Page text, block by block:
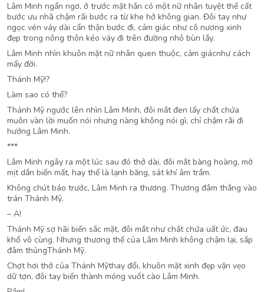
Lâm Minh ngẩn ngơ, ở trước mặt hắn có một nữ nhân tuyệt thế cất
bước ưu nhã chậm rãi bước ra từ khe hở không gian. Đôi tay như
ngọc vén váy dài cẩn thận bước đi, cảm giác như cô nương xinh
đẹp trong nông thôn kéo váy đi trên đường nhỏ bùn lầy.
Lâm Minh nhìn khuôn mặt nữ nhân quen thuộc, cảm giácnhư cách
mấy đời.
Thánh Mỹ!?
Làm sao có thể?
Thánh Mỹ ngước lên nhìn Lâm Minh, đôi mắt đen lấy chất chứa
muôn vàn lời muốn nói nhưng nàng không nói gì, chỉ chậm rãi đi
hướng Lâm Minh.
***
Lâm Minh ngây ra một lúc sau đó thở dài, đôi mắt bàng hoàng, mờ
mịt dần biến mất, hay thế là lạnh băng, sát khí âm trầm.
Không chút báo trước, Lâm Minh ra thương. Thương đâm thẳng vào
trán Thánh Mỹ.
– A!
Thánh Mỹ sợ hãi biến sắc mặt, đôi mắt như chất chứa uất ức, đau
khổ vô cùng. Nhưng thương thế của Lâm Minh không chậm lại, sắp
đâm thủngThánh Mỹ.
Chợt hơi thở của Thánh Mỹthay đổi, khuôn mặt xinh đẹp vặn vẹo
dữ tợn, đôi tay biến thành móng vuốt cào Lâm Minh.